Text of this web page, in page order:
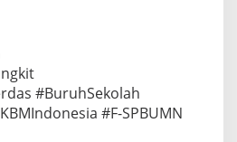
#BuruhSekolah
#F-SPBUMN